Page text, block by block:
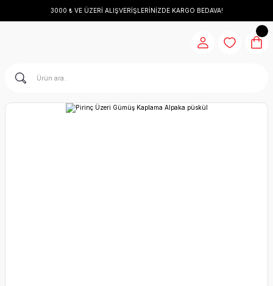
3000 ₺ VE ÜZERİ ALIŞVERİŞLERİNİZDE KARGO BEDAVA!